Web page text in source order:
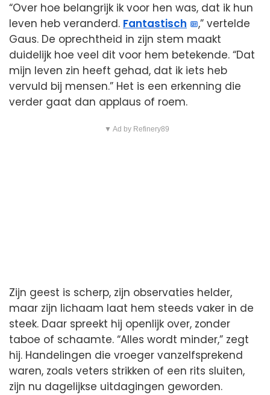
“Over hoe belangrijk ik voor hen was, dat ik hun
leven heb veranderd. Fantastisch
,” vertelde
Gaus. De oprechtheid in zijn stem maakt
duidelijk hoe veel dit voor hem betekende. “Dat
mijn leven zin heeft gehad, dat ik iets heb
vervuld bij mensen.” Het is een erkenning die
verder gaat dan applaus of roem.
▼ Ad by Refinery89
Zijn geest is scherp, zijn observaties helder,
maar zijn lichaam laat hem steeds vaker in de
steek. Daar spreekt hij openlijk over, zonder
taboe of schaamte. “Alles wordt minder,” zegt
hij. Handelingen die vroeger vanzelfsprekend
waren, zoals veters strikken of een rits sluiten,
zijn nu dagelijkse uitdagingen geworden.